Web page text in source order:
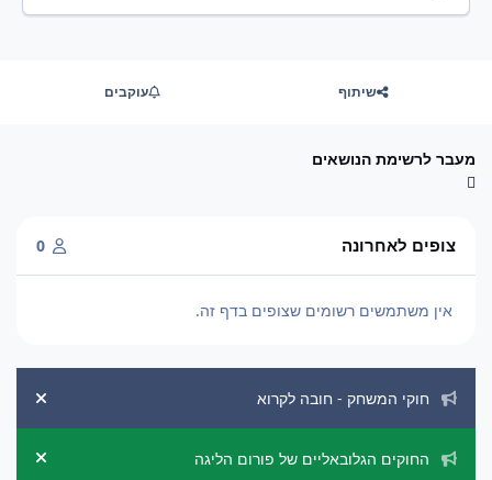
שיתוף עוקבים
מעבר לרשימת הנושאים
צופים לאחרונה 0
אין משתמשים רשומים שצופים בדף זה.
חוקי המשחק - חובה לקרוא
החוקים הגלובאליים של פורום הליגה